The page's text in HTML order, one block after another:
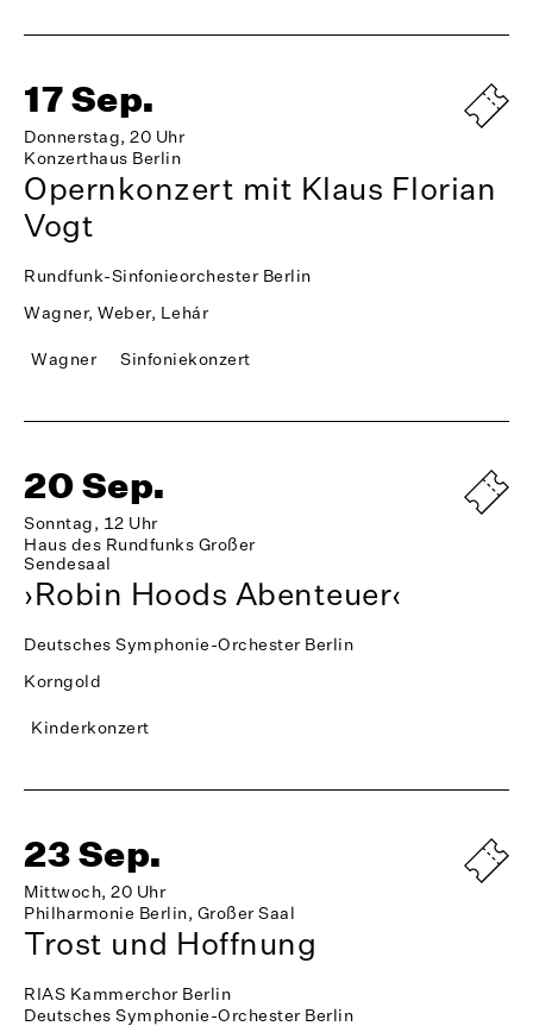
17 Sep.
Donnerstag, 20 Uhr
Konzerthaus Berlin
Opernkonzert mit Klaus Florian
Vogt
Rundfunk-Sinfonieorchester Berlin
Wagner, Weber, Lehár
Wagner Sinfoniekonzert
20 Sep.
Sonntag, 12 Uhr
Haus des Rundfunks Großer
Sendesaal
›Robin Hoods Abenteuer‹
Deutsches Symphonie-Orchester Berlin
Korngold
Kinderkonzert
23 Sep.
Mittwoch, 20 Uhr
Philharmonie Berlin, Großer Saal
Trost und Hoffnung
RIAS Kammerchor Berlin
Deutsches Symphonie-Orchester Berlin